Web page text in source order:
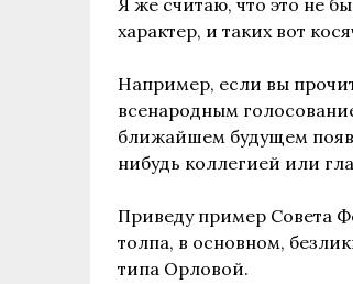
Я же считаю, что это не
характер, и таких вот
Например, если вы
всенародным
ближайшем будущем
нибудь коллегией или
Приведу пример Совета
толпа, в основном,
типа Орловой.